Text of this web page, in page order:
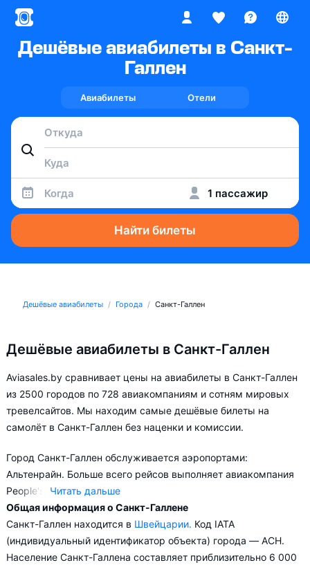
Дешёвые авиабилеты в Санкт-
Галлен
Авиабилеты Отели
Когда 1 пассажир
Найти билеты
Дешёвые авиабилеты Города Санкт-Галлен
Дешёвые авиабилеты в Санкт-Галлен
Aviasales.by сравнивает цены на авиабилеты в Санкт-Галлен
из 2500 городов по 728 авиакомпаниям и сотням мировых
тревелсайтов. Мы находим самые дешёвые билеты на
самолёт в Санкт-Галлен без наценки и комиссии.
Город Санкт-Галлен обслуживается аэропортами:
Альтенрайн. Больше всего рейсов выполняет авиакомпания
People's. Читать дальше
В зависимости от количества дней, оставшихся до вылета,
цена билета на самолёт из в Санкт-Галлен может
измениться более чем на 36%.
Общая информация о Санкт-Галлене
Санкт-Галлен находится в Швейцарии. Код IATA
(индивидуальный идентификатор объекта) города — ACH.
Население Санкт-Галлена составляет приблизительно 6 000